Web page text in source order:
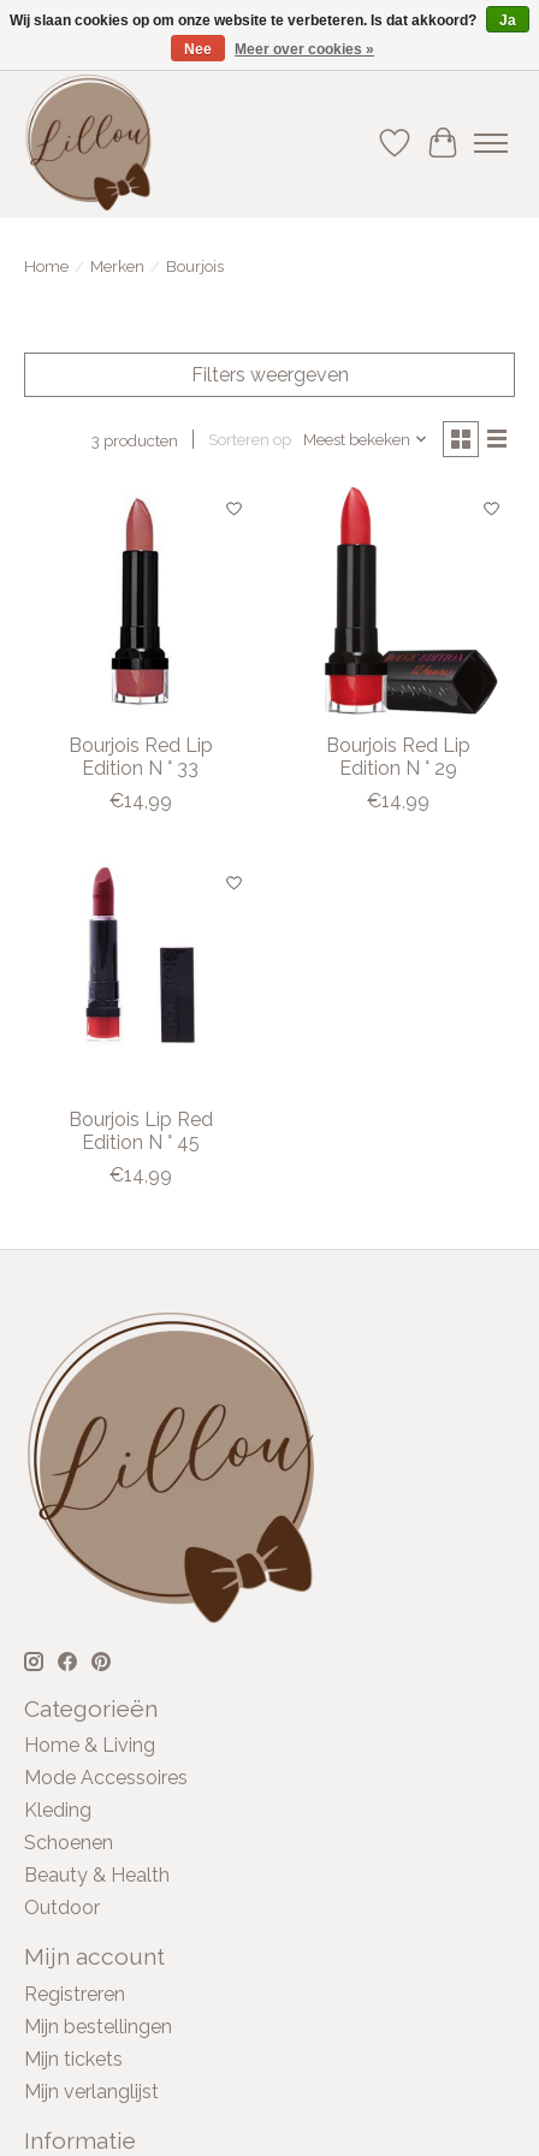
Gratis verzending vanaf €75(BE) en €100(NL)
Verlanglijst
Home / Merken / Bourjois
Filters weergeven
3 producten Sorteren op Meest bekeken
Bourjois Red Lip
Edition N ° 33
€14,99
Bourjois Red Lip
Edition N ° 29
€14,99
Bourjois Lip Red
Edition N ° 45
€14,99
Categorieën
Home & Living
Mode Accessoires
Kleding
Schoenen
Beauty & Health
Outdoor
Mijn account
Registreren
Mijn bestellingen
Mijn tickets
Mijn verlanglijst
Informatie
Wij slaan cookies op om onze website te verbeteren. Is dat akkoord?
Ja
Nee
Meer over cookies »